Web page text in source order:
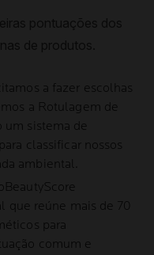
a fazer escolhas
a Rotulagem de
um sistema de
classificar nossos
ambiental.
que reúne mais de 70
para
comum e